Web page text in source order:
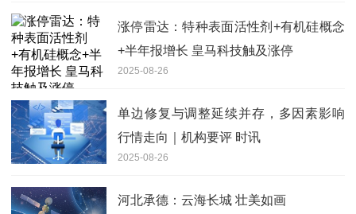
涨停雷达：特种表面活性剂+有机硅概念
+半年报增长 皇马科技触及涨停
2025-08-26
单边修复与调整延续并存，多因素影响
行情走向｜机构要评 时讯
2025-08-26
河北承德：云海长城 壮美如画